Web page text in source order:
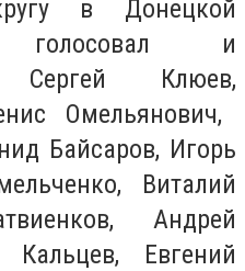
в Донецкой
и
Сергей Клюев,
Омельянович,
Байсаров, Игорь
Виталий
Андрей
Кальцев, Евгений